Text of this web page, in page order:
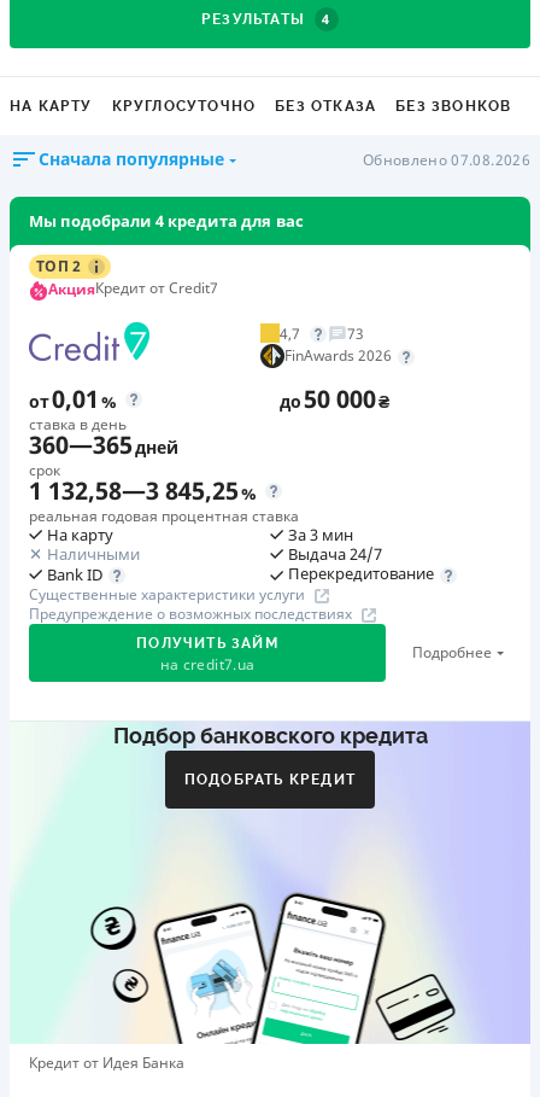
РЕЗУЛЬТАТЫ 4
НА КАРТУ КРУГЛОСУТОЧНО БЕЗ ОТКАЗА БЕЗ ЗВОНКОВ
Сначала популярные Обновлено 07.08.2026
Мы подобрали 4 кредита для вас
ТОП 2
АкцияКредит от Credit7
4,7
73
FinAwards 2026
от0,01 %
ставка в день
до50 000₴
360—365дней
срок
1 132,58—3 845,25%
реальная годовая процентная ставка
На карту
Наличными
Bank ID
За 3 мин
Выдача 24/7
Перекредитование
Существенные характеристики услуги
Предупреждение о возможных последствиях
ПОЛУЧИТЬ ЗАЙМ
на credit7.ua
Подробнее
Акция: «Кешбэк за друга»
друг регистрируется и получает первый кредит (от
Бронзовый призер FinAwards 2026 «Лучшая программа
лояльности»
Первый займ
от 0,01%/день до 30 000 ₴
Повторный займ
Подбор банковского кредита
ПОДОБРАТЬ КРЕДИТ
Кредит от Идея Банка